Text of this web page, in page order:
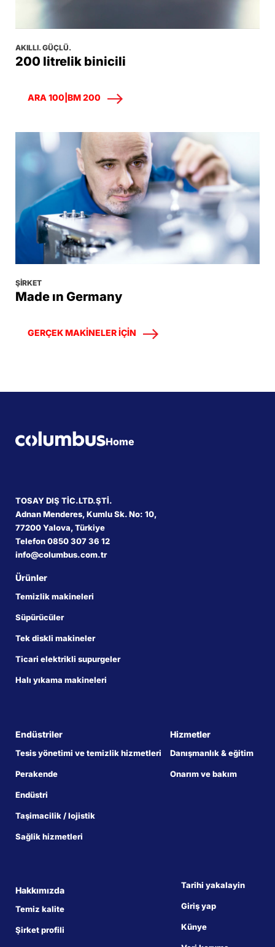
AKILLI. GÜÇLÜ.
200 litrelik binicili
ARA 100|BM 200
ŞIRKET
Made ın Germany
GERÇEK MAKINELER IÇIN
Home
TOSAY DIŞ TİC.LTD.ŞTİ.
Adnan Menderes, Kumlu Sk. No: 10,
77200 Yalova, Türkiye
Telefon 0850 307 36 12
info@columbus.com.tr
Ürünler
Temizlik makineleri
Süpürücüler
Tek diskli makineler
Ticari elektrikli supurgeler
Halı yıkama makineleri
Endüstriler
Tesis yönetimi ve temizlik hizmetleri
Perakende
Endüstri
Taşimacilik / lojistik
Sağlik hizmetleri
Hizmetler
Danışmanlık & eğitim
Onarım ve bakım
Hakkımızda
Temiz kalite
Şirket profili
Tarihi yakalayin
Giriş yap
Künye